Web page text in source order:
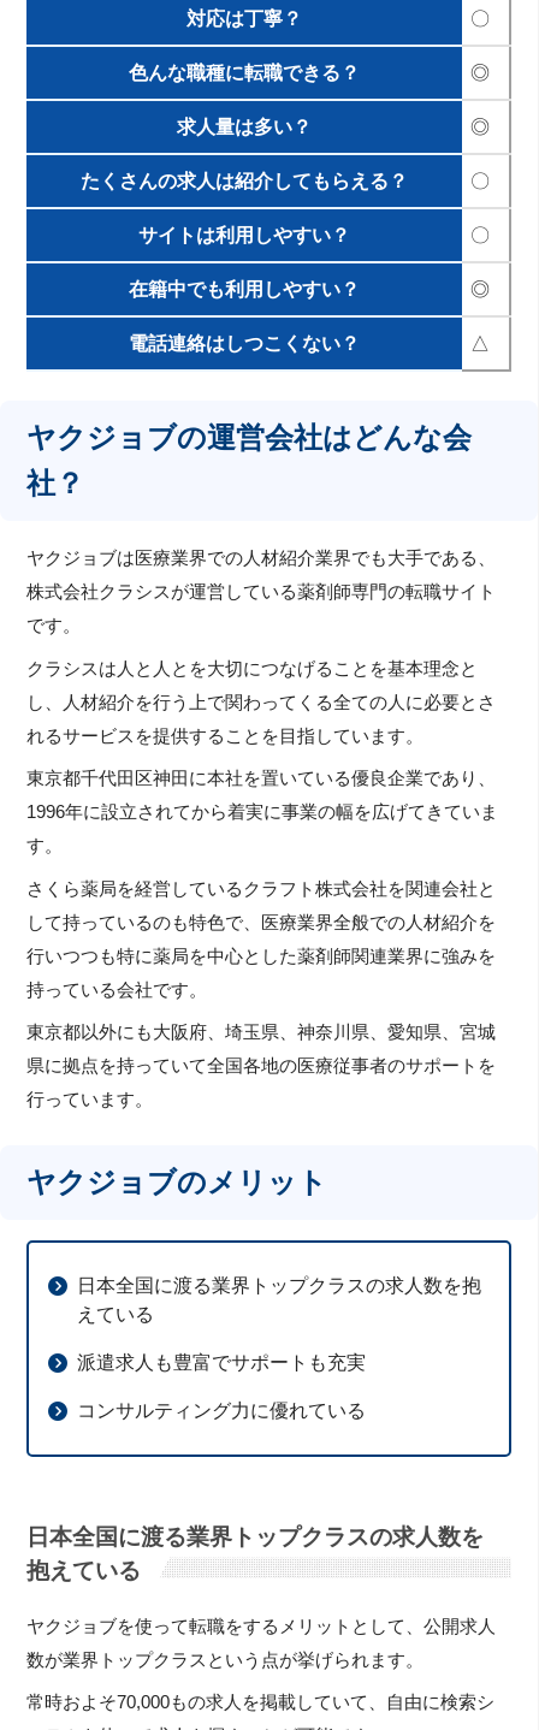
対応は丁寧？ 〇
色んな職種に転職できる？ ◎
求人量は多い？ ◎
たくさんの求人は紹介してもらえる？ 〇
サイトは利用しやすい？ 〇
在籍中でも利用しやすい？ ◎
電話連絡はしつこくない？ △
ヤクジョブの運営会社はどんな会
社？
ヤクジョブは医療業界での人材紹介業界でも大手である、
株式会社クラシスが運営している薬剤師専門の転職サイト
です。
クラシスは人と人とを大切につなげることを基本理念と
し、人材紹介を行う上で関わってくる全ての人に必要とさ
れるサービスを提供することを目指しています。
東京都千代田区神田に本社を置いている優良企業であり、
1996年に設立されてから着実に事業の幅を広げてきていま
す。
さくら薬局を経営しているクラフト株式会社を関連会社と
して持っているのも特色で、医療業界全般での人材紹介を
行いつつも特に薬局を中心とした薬剤師関連業界に強みを
持っている会社です。
東京都以外にも大阪府、埼玉県、神奈川県、愛知県、宮城
県に拠点を持っていて全国各地の医療従事者のサポートを
行っています。
ヤクジョブのメリット
日本全国に渡る業界トップクラスの求人数を抱
えている
派遣求人も豊富でサポートも充実
コンサルティング力に優れている
日本全国に渡る業界トップクラスの求人数を
抱えている
ヤクジョブを使って転職をするメリットとして、公開求人
数が業界トップクラスという点が挙げられます。
常時およそ70,000もの求人を掲載していて、自由に検索シ